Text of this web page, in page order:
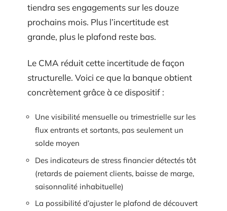
tiendra ses engagements sur les douze
prochains mois. Plus l’incertitude est
grande, plus le plafond reste bas.
Le CMA réduit cette incertitude de façon
structurelle. Voici ce que la banque obtient
concrètement grâce à ce dispositif :
Une visibilité mensuelle ou trimestrielle sur les
flux entrants et sortants, pas seulement un
solde moyen
Des indicateurs de stress financier détectés tôt
(retards de paiement clients, baisse de marge,
saisonnalité inhabituelle)
La possibilité d’ajuster le plafond de découvert